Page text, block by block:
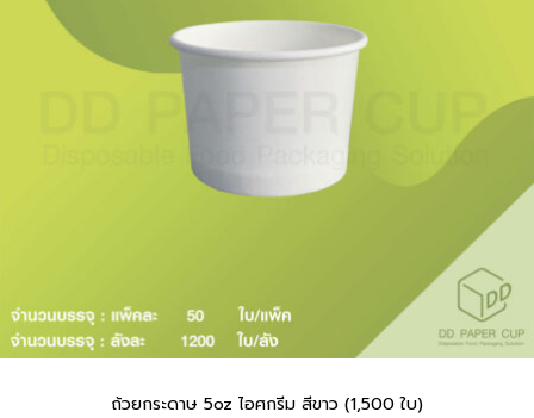
ถ้วยกระดาษ 5oz ไอศกรีม สีขาว (1,500 ใบ)